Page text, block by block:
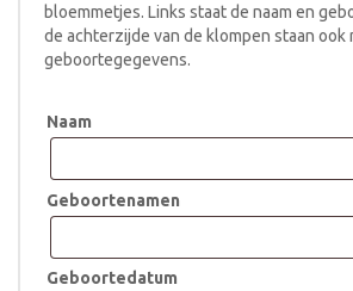
bloemmetjes. Links staat de naam en
de achterzijde van de klompen staan ook
geboortegegevens.
Naam
Geboortenamen
Geboortedatum